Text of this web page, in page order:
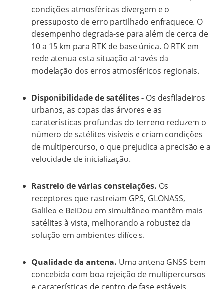
condições atmosféricas divergem e o
pressuposto de erro partilhado enfraquece. O
desempenho degrada-se para além de cerca de
10 a 15 km para RTK de base única. O RTK em
rede atenua esta situação através da
modelação dos erros atmosféricos regionais.
Disponibilidade de satélites - Os desfiladeiros
urbanos, as copas das árvores e as
caraterísticas profundas do terreno reduzem o
número de satélites visíveis e criam condições
de multipercurso, o que prejudica a precisão e a
velocidade de inicialização.
Rastreio de várias constelações. Os
receptores que rastreiam GPS, GLONASS,
Galileo e BeiDou em simultâneo mantêm mais
satélites à vista, melhorando a robustez da
solução em ambientes difíceis.
Qualidade da antena. Uma antena GNSS bem
concebida com boa rejeição de multipercursos
e caraterísticas de centro de fase estáveis